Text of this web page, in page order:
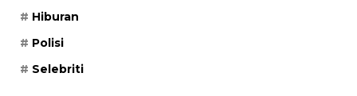
Hiburan
Polisi
Selebriti